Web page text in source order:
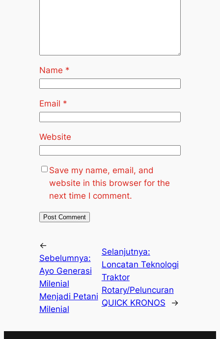
Name *
Email *
Website
Save my name, email, and
website in this browser for the
next time I comment.
←
Sebelumnya:
Ayo Generasi
Milenial
Menjadi Petani
Milenial
Selanjutnya:
Loncatan Teknologi
Traktor
Rotary/Peluncuran
QUICK KRONOS
→